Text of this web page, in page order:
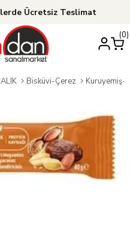
Ücretsiz Teslimat
0
Bisküvi-Çerez Kuruyemiş-